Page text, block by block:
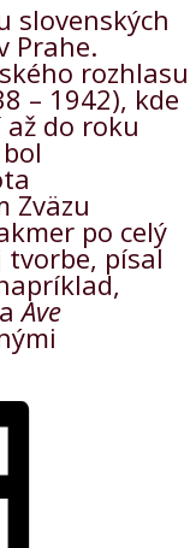
slovenských
Prahe.
rozhlasu
– 1942), kde
do roku
Zväzu
po celý
písal
Ave